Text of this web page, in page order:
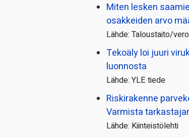
Miten lesken
osakkeiden arvo
Lähde: Taloustaito/
Tekoäly loi juuri
luonnosta
Lähde: YLE tiede
Riskirakenne
Varmista
Lähde: Kiinteistölehti